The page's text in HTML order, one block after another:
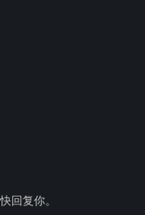
回复你。